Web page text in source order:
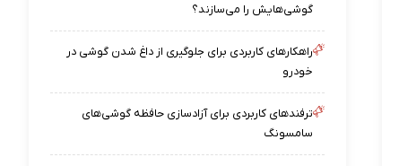
گوشی‌هایش را می‌سازند؟
راهکارهای کاربردی برای جلوگیری از داغ شدن گوشی در
خودرو
ترفندهای کاربردی برای آزادسازی حافظه گوشی‌های
سامسونگ